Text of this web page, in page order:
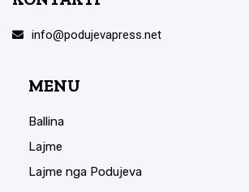
info@podujevapress.net
MENU
Ballina
Lajme
Lajme nga Podujeva